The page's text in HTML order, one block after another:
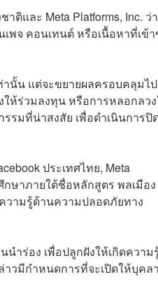
ติและ Meta Platforms, Inc. ว่
พจ คอนเทนต์ หรือเนื้อหาที่เข้
นั้น แต่จะขยายผลครอบคลุมไ
ให้ร่วมลงทุน หรือการหลอกลว
รมที่น่าสงสัย เพื่อดำเนินการปิ
ประเทศไทย, Meta
ษาภายใต้ชื่อหลักสูตร พลเมือง
วามรู้ด้านความปลอดภัยทาง
ำร่อง เพื่อปลูกฝังให้เกิดความ
วมีกำหนดการที่จะเปิดให้บุคล